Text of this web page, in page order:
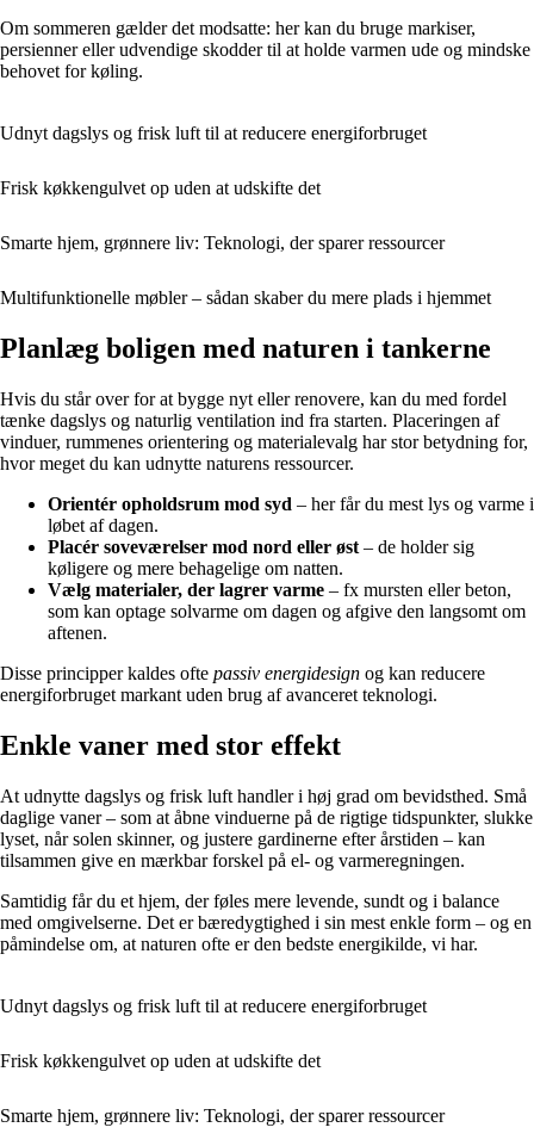
Om sommeren gælder det modsatte: her kan du bruge markiser,
persienner eller udvendige skodder til at holde varmen ude og mindske
behovet for køling.
Udnyt dagslys og frisk luft til at reducere energiforbruget
Frisk køkkengulvet op uden at udskifte det
Smarte hjem, grønnere liv: Teknologi, der sparer ressourcer
Multifunktionelle møbler – sådan skaber du mere plads i hjemmet
Planlæg boligen med naturen i tankerne
Hvis du står over for at bygge nyt eller renovere, kan du med fordel
tænke dagslys og naturlig ventilation ind fra starten. Placeringen af
vinduer, rummenes orientering og materialevalg har stor betydning for,
hvor meget du kan udnytte naturens ressourcer.
Orientér opholdsrum mod syd – her får du mest lys og varme i
løbet af dagen.
Placér soveværelser mod nord eller øst – de holder sig
køligere og mere behagelige om natten.
Vælg materialer, der lagrer varme – fx mursten eller beton,
som kan optage solvarme om dagen og afgive den langsomt om
aftenen.
Disse principper kaldes ofte passiv energidesign og kan reducere
energiforbruget markant uden brug af avanceret teknologi.
Enkle vaner med stor effekt
At udnytte dagslys og frisk luft handler i høj grad om bevidsthed. Små
daglige vaner – som at åbne vinduerne på de rigtige tidspunkter, slukke
lyset, når solen skinner, og justere gardinerne efter årstiden – kan
tilsammen give en mærkbar forskel på el- og varmeregningen.
Samtidig får du et hjem, der føles mere levende, sundt og i balance
med omgivelserne. Det er bæredygtighed i sin mest enkle form – og en
påmindelse om, at naturen ofte er den bedste energikilde, vi har.
Udnyt dagslys og frisk luft til at reducere energiforbruget
Frisk køkkengulvet op uden at udskifte det
Smarte hjem, grønnere liv: Teknologi, der sparer ressourcer